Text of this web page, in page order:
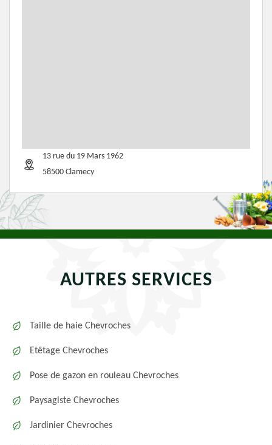
13 rue du 19 Mars 1962
58500 Clamecy
AUTRES SERVICES
Taille de haie Chevroches
Etêtage Chevroches
Pose de gazon en rouleau Chevroches
Paysagiste Chevroches
Jardinier Chevroches